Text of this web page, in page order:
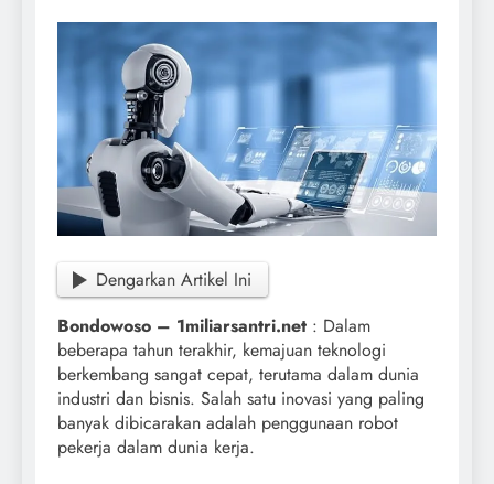
Dengarkan Artikel Ini
Bondowoso – 1miliarsantri.net : Dalam
beberapa tahun terakhir, kemajuan teknologi
berkembang sangat cepat, terutama dalam dunia
industri dan bisnis. Salah satu inovasi yang paling
banyak dibicarakan adalah penggunaan robot
pekerja dalam dunia kerja.